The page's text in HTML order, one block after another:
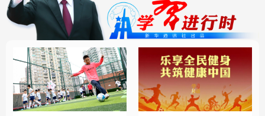
国际 财经 网评
思客智库 全球连线 教育
科技 科创 量子 体育
文化 书画 健康 军事